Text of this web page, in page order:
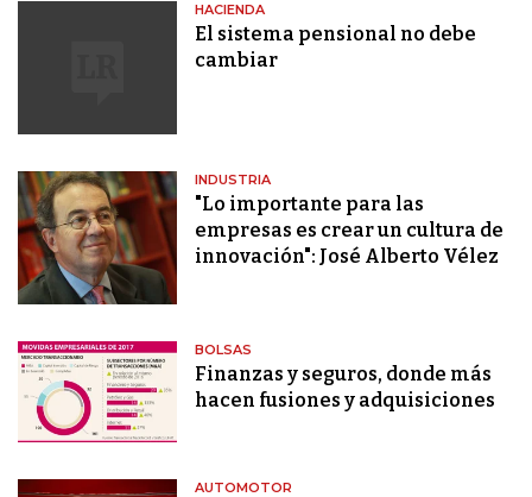
HACIENDA
El sistema pensional no debe
cambiar
INDUSTRIA
"Lo importante para las
empresas es crear un cultura de
innovación": José Alberto Vélez
BOLSAS
Finanzas y seguros, donde más
hacen fusiones y adquisiciones
AUTOMOTOR